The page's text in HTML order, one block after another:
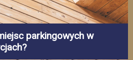
parkingowych w